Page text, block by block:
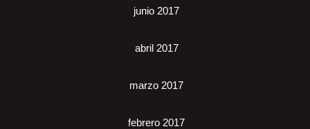
junio 2017
abril 2017
marzo 2017
febrero 2017